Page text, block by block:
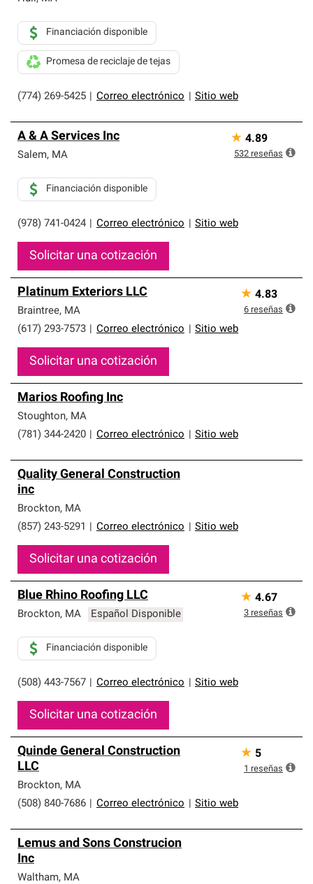
(774) 269-5425 Correo electrónico Sitio web
Financiación disponible
Promesa de reciclaje de tejas
A & A Services Inc
Salem, MA
(978) 741-0424 Correo electrónico Sitio web
Financiación disponible
Solicitar una cotización
★ 4.89
532 reseñas
Platinum Exteriors LLC
Braintree, MA
(617) 293-7573
Correo electrónico Sitio web
Solicitar una cotización
★ 4.83
6 reseñas
Marios Roofing Inc
Stoughton, MA
(781) 344-2420
Correo electrónico Sitio web
Quality General Construction
inc
Brockton, MA
(857) 243-5291
Correo electrónico Sitio web
Solicitar una cotización
Blue Rhino Roofing LLC
Brockton, MA Español Disponible
(508) 443-7567 Correo electrónico Sitio web
Financiación disponible
Solicitar una cotización
★ 4.67
3 reseñas
Quinde General Construction
LLC
Brockton, MA
(508) 840-7686
Correo electrónico Sitio web
★ 5
1 reseñas
Lemus and Sons Construcion
Inc
Waltham, MA